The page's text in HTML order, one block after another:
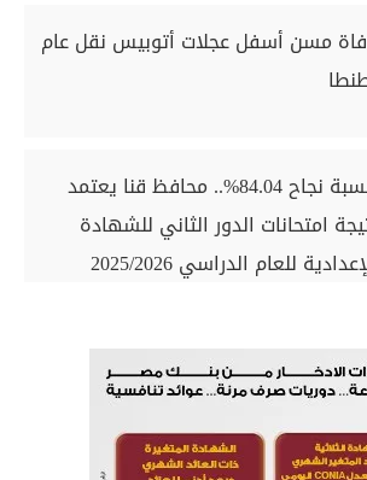
مسن أسفل عجلات أتوبيس نقل عام
بنسبة نجاح 84.04%.. محافظ قنا يعتمد
امتحانات الدور الثاني للشهادة
للعام الدراسي 2025/2026